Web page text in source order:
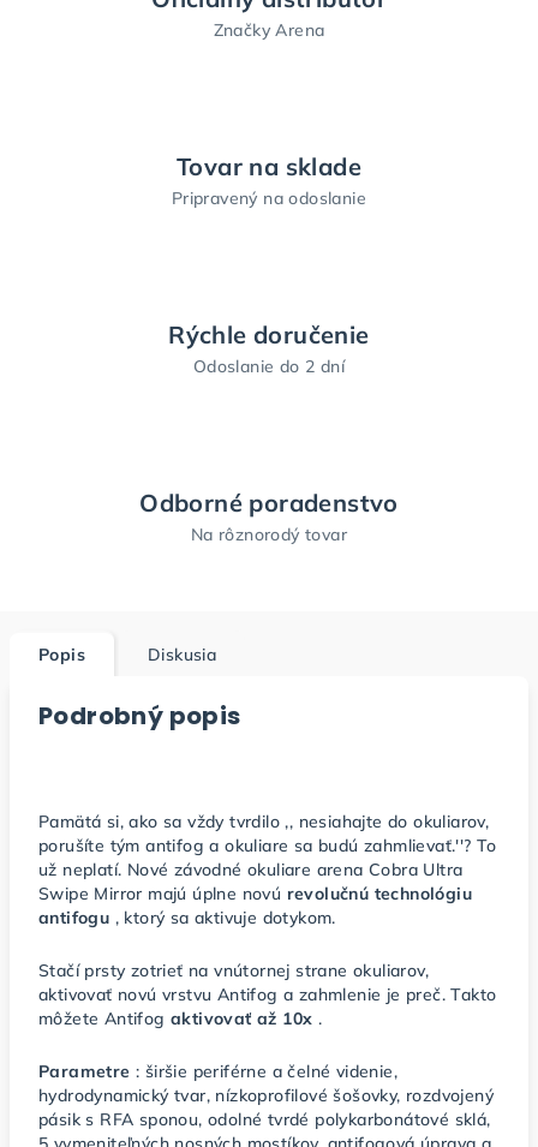
Značky Arena
Tovar na sklade
Pripravený na odoslanie
Rýchle doručenie
Odoslanie do 2 dní
Odborné poradenstvo
Na rôznorodý tovar
Popis Diskusia
Podrobný popis
Pamätá si, ako sa vždy tvrdilo ,, nesiahajte do okuliarov,
porušíte tým antifog a okuliare sa budú zahmlievať.''? To
už neplatí. Nové závodné okuliare arena Cobra Ultra
Swipe Mirror majú úplne novú revolučnú technológiu
antifogu , ktorý sa aktivuje dotykom.
Stačí prsty zotrieť na vnútornej strane okuliarov,
aktivovať novú vrstvu Antifog a zahmlenie je preč. Takto
môžete Antifog aktivovať až 10x .
Parametre : širšie periférne a čelné videnie,
hydrodynamický tvar, nízkoprofilové šošovky, rozdvojený
pásik s RFA sponou, odolné tvrdé polykarbonátové sklá,